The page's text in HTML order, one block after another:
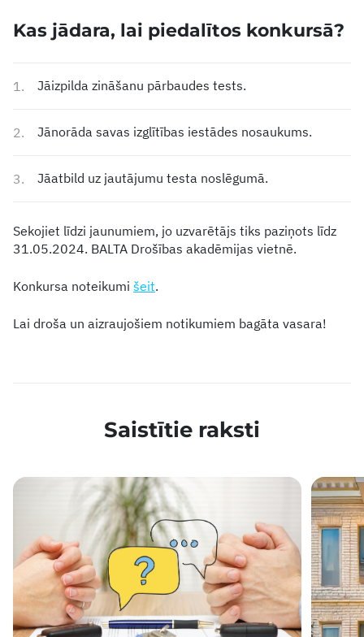
Kas jādara, lai piedalītos konkursā?
1. Jāizpilda zināšanu pārbaudes tests.
2. Jānorāda savas izglītības iestādes nosaukums.
3. Jāatbild uz jautājumu testa noslēgumā.
Sekojiet līdzi jaunumiem, jo uzvarētājs tiks paziņots līdz
31.05.2024. BALTA Drošības akadēmijas vietnē.
Konkursa noteikumi šeit.
Lai droša un aizraujošiem notikumiem bagāta vasara!
Saistītie raksti